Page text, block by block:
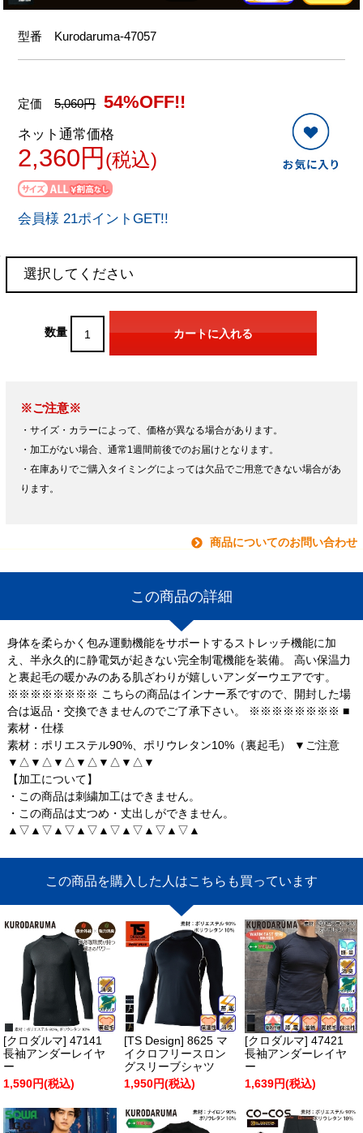
型番 Kurodaruma-47057
定価5,060円 54%OFF!!
ネット通常価格
2,360円 (税込)
会員様 21ポイントGET!!
数量
※ご注意※
・サイズ・カラーによって、価格が異なる場合があります。
・加工がない場合、通常1週間前後でのお届けとなります。
・在庫ありでご購入タイミングによっては欠品でご用意できない場合があ
ります。
商品についてのお問い合わせ
この商品の詳細
身体を柔らかく包み運動機能をサポートするストレッチ機能に加
え、半永久的に静電気が起きない完全制電機能を装備。 高い保温力
と裏起毛の暖かみのある肌ざわりが嬉しいアンダーウエアです。
※※※※※※※※ こちらの商品はインナー系ですので、開封した場
合は返品・交換できませんのでご了承下さい。 ※※※※※※※※ ■
素材・仕様
素材：ポリエステル90%、ポリウレタン10%（裏起毛） ▼ご注意
▼△▼△▼△▼△▼△▼△▼
【加工について】
・この商品は刺繍加工はできません。
・この商品は丈つめ・丈出しができません。
▲▽▲▽▲▽▲▽▲▽▲▽▲▽▲▽▲
この商品を購入した人はこちらも買っています
[クロダルマ] 47141
長袖アンダーレイヤ
ー
1,590円(税込)
[TS Design] 8625 マ
イクロフリースロン
グスリーブシャツ
1,950円(税込)
[クロダルマ] 47421
長袖アンダーレイヤ
ー
1,639円(税込)